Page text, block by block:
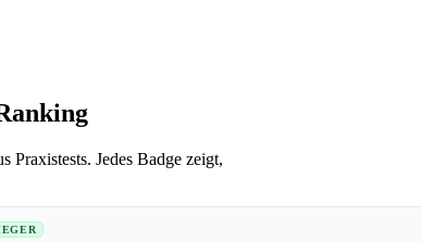
Praxistests. Jedes Badge zeigt,